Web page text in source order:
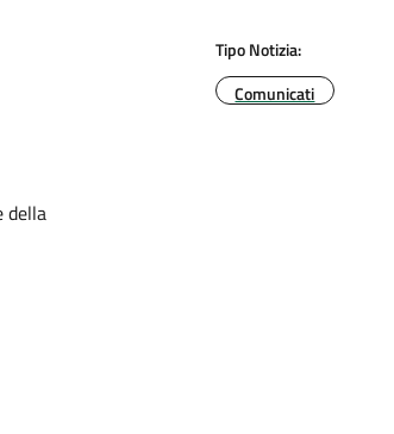
della
Tipo Notizia:
Comunicati